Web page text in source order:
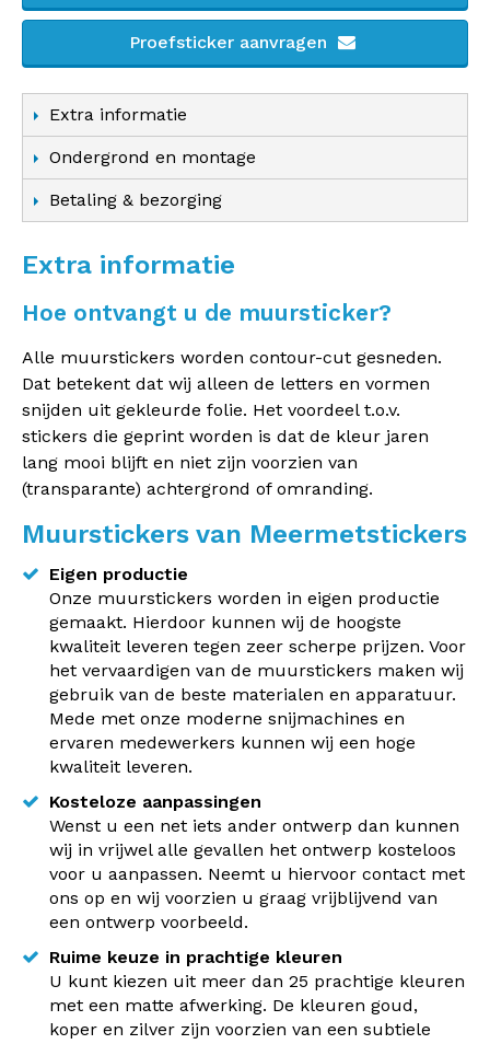
Proefsticker aanvragen
Extra informatie
Ondergrond en montage
Betaling & bezorging
Extra informatie
Hoe ontvangt u de muursticker?
Alle muurstickers worden contour-cut gesneden.
Dat betekent dat wij alleen de letters en vormen
snijden uit gekleurde folie. Het voordeel t.o.v.
stickers die geprint worden is dat de kleur jaren
lang mooi blijft en niet zijn voorzien van
(transparante) achtergrond of omranding.
Muurstickers van Meermetstickers
Eigen productie
Onze muurstickers worden in eigen productie
gemaakt. Hierdoor kunnen wij de hoogste
kwaliteit leveren tegen zeer scherpe prijzen. Voor
het vervaardigen van de muurstickers maken wij
gebruik van de beste materialen en apparatuur.
Mede met onze moderne snijmachines en
ervaren medewerkers kunnen wij een hoge
kwaliteit leveren.
Kosteloze aanpassingen
Wenst u een net iets ander ontwerp dan kunnen
wij in vrijwel alle gevallen het ontwerp kosteloos
voor u aanpassen. Neemt u hiervoor contact met
ons op en wij voorzien u graag vrijblijvend van
een ontwerp voorbeeld.
Ruime keuze in prachtige kleuren
U kunt kiezen uit meer dan 25 prachtige kleuren
met een matte afwerking. De kleuren goud,
koper en zilver zijn voorzien van een subtiele